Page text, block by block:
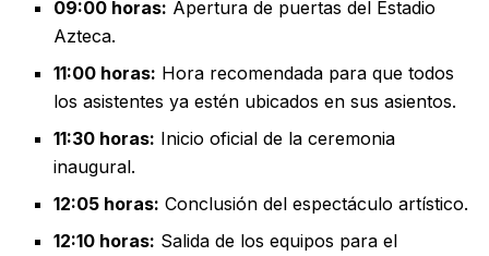
09:00 horas: Apertura de puertas del Estadio
Azteca.
11:00 horas: Hora recomendada para que todos
los asistentes ya estén ubicados en sus asientos.
11:30 horas: Inicio oficial de la ceremonia
inaugural.
12:05 horas: Conclusión del espectáculo artístico.
12:10 horas: Salida de los equipos para el